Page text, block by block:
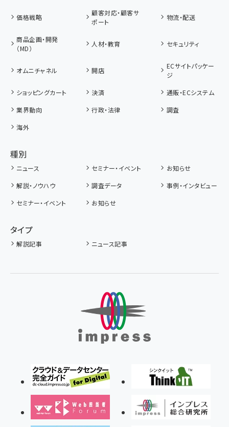
価格戦略
顧客対応・顧客サ
ポート
物流・配送
商品企画・開発
（MD）
人材・教育 セキュリティ
オムニチャネル 開店
ECサイトパッケー
ジ
ショッピングカート
決済
通販・ECシステム
業界動向
行政・法律
調査
海外
種別
ニュース セミナー・イベント
お知らせ
解説・ノウハウ
調査データ
事例・インタビュー
セミナー・イベント
お知らせ
タイプ
解説記事 ニュース記事